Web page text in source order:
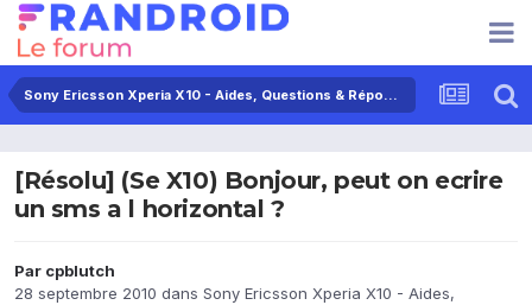
Sony Ericsson Xperia X10 - Aides, Questions & Réponses
[Résolu] (Se X10) Bonjour, peut on ecrire
un sms a l horizontal ?
Par cpblutch
28 septembre 2010 dans Sony Ericsson Xperia X10 - Aides,